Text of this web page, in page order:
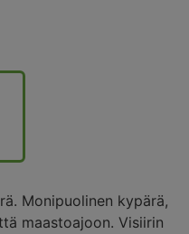
Monipuolinen kypärä,
maastoajoon. Visiirin